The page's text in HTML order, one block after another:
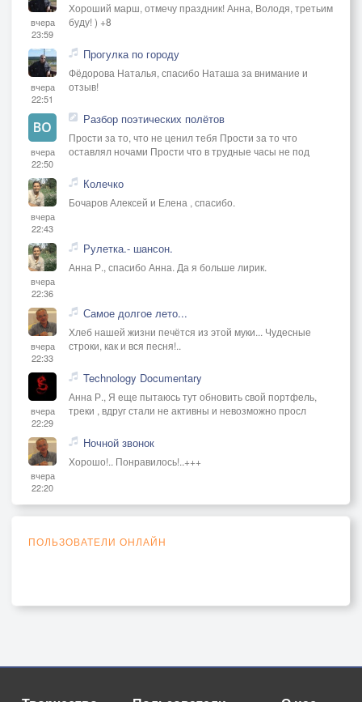
вчера
23:59
Хороший марш, отмечу праздник! Анна, Володя, третьим
буду! ) +8
вчера
22:51
Прогулка по городу
Фёдорова Наталья, спасибо Наташа за внимание и
отзыв!
вчера
22:50
Разбор поэтических полётов
Прости за то, что не ценил тебя Прости за то что
оставлял ночами Прости что в трудные часы не под
вчера
22:43
Колечко
Бочаров Алексей и Елена , спасибо.
вчера
22:36
Рулетка.- шансон.
Анна Р., спасибо Анна. Да я больше лирик.
вчера
22:33
Самое долгое лето...
Хлеб нашей жизни печётся из этой муки... Чудесные
строки, как и вся песня!..
вчера
22:29
Technology Documentary
Анна Р., Я еще пытаюсь тут обновить свой портфель,
треки , вдруг стали не активны и невозможно просл
вчера
22:20
Ночной звонок
Хорошо!.. Понравилось!..+++
ПОЛЬЗОВАТЕЛИ ОНЛАЙН